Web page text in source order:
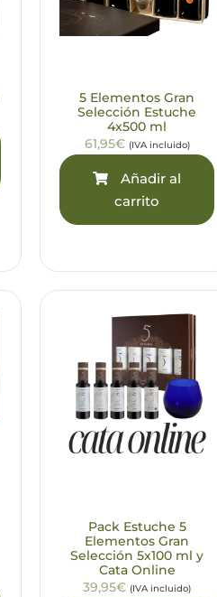
5 Elementos Gran
Selección Estuche
4x500 ml
61,95€ (IVA incluido)
Añadir al
carrito
Pack Estuche 5
Elementos Gran
Selección 5x100 ml y
Cata Online
39,95€ (IVA incluido)